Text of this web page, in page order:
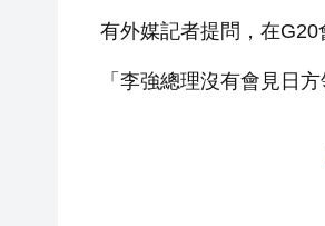
有外媒記者提問，在G20
「李強總理沒有會見日方